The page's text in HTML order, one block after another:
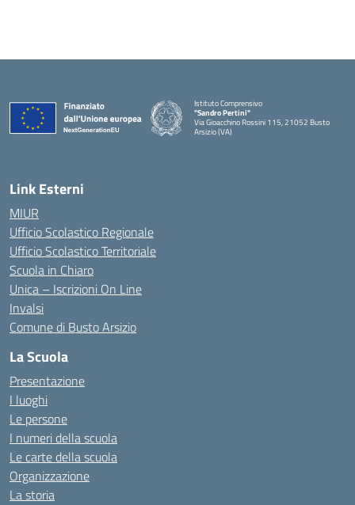
Istituto Comprensivo
"Sandro Pertini"
Via Gioacchino Rossini 115, 21052 Busto
Arsizio (VA)
Link Esterni
MIUR
Ufficio Scolastico Regionale
Ufficio Scolastico Territoriale
Scuola in Chiaro
Unica – Iscrizioni On Line
Invalsi
Comune di Busto Arsizio
La Scuola
Presentazione
I luoghi
Le persone
I numeri della scuola
Le carte della scuola
Organizzazione
La storia